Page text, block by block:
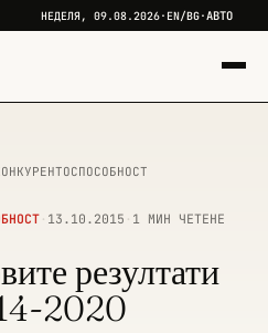
НЕДЕЛЯ, 09.08.2026· EN/BG·АВТО
· 13.10.2015 · 1 МИН ЧЕТЕНЕ
резултати
2020